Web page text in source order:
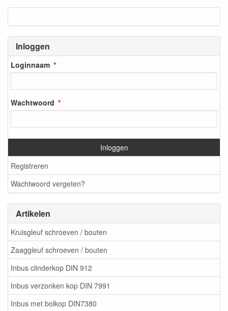
Inloggen
Loginnaam
Wachtwoord
Inloggen
Registreren
Wachtwoord vergeten?
Artikelen
Kruisgleuf schroeven / bouten
Zaaggleuf schroeven / bouten
Inbus clinderkop DIN 912
Inbus verzonken kop DIN 7991
Inbus met bolkop DIN7380